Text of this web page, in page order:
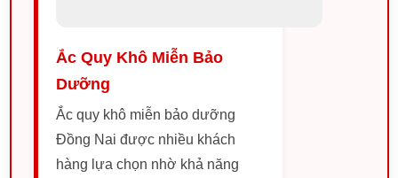
Ắc Quy Khô Miễn Bảo
Dưỡng
Ắc quy khô miễn bảo dưỡng
Đồng Nai được nhiều khách
hàng lựa chọn nhờ khả năng